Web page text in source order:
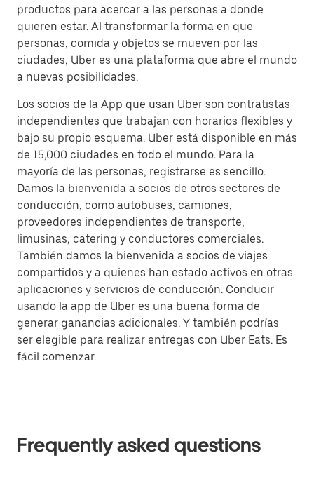
productos para acercar a las personas a donde
quieren estar. Al transformar la forma en que
personas, comida y objetos se mueven por las
ciudades, Uber es una plataforma que abre el mundo
a nuevas posibilidades.
Los socios de la App que usan Uber son contratistas
independientes que trabajan con horarios flexibles y
bajo su propio esquema. Uber está disponible en más
de 15,000 ciudades en todo el mundo. Para la
mayoría de las personas, registrarse es sencillo.
Damos la bienvenida a socios de otros sectores de
conducción, como autobuses, camiones,
proveedores independientes de transporte,
limusinas, catering y conductores comerciales.
También damos la bienvenida a socios de viajes
compartidos y a quienes han estado activos en otras
aplicaciones y servicios de conducción. Conducir
usando la app de Uber es una buena forma de
generar ganancias adicionales. Y también podrías
ser elegible para realizar entregas con Uber Eats. Es
fácil comenzar.
Frequently asked questions